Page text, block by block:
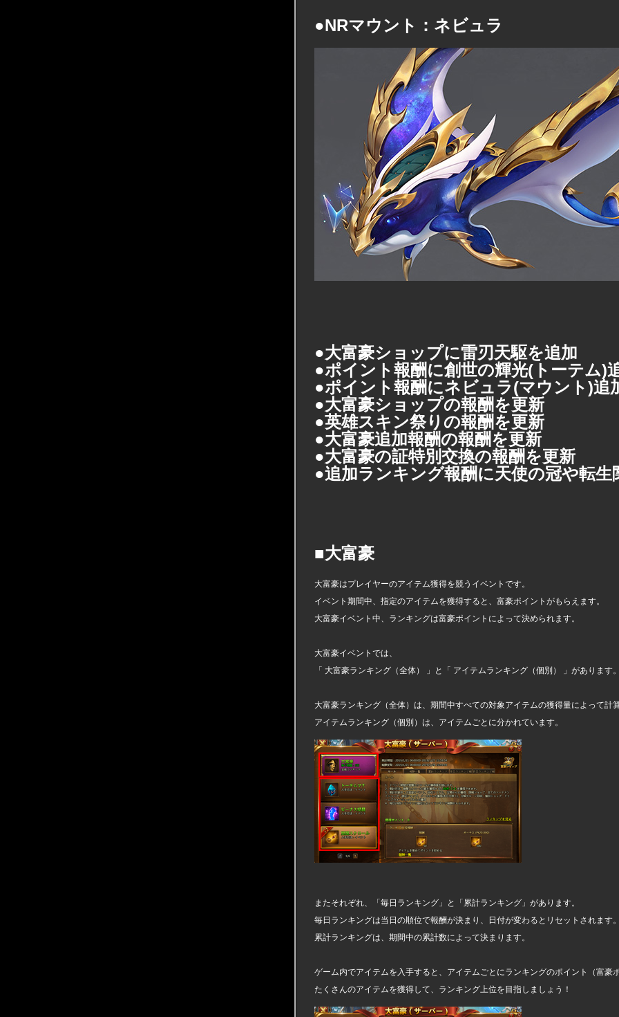
●NRマウント：ネビュラ
●大富豪ショップに雷刃天駆を追加
●ポイント報酬に創世の輝光(トーテム)
●ポイント報酬にネビュラ(マウント)追
●大富豪ショップの報酬を更新
●英雄スキン祭りの報酬を更新
●大富豪追加報酬の報酬を更新
●大富豪の証特別交換の報酬を更新
●追加ランキング報酬に天使の冠や転生
■大富豪
大富豪はプレイヤーのアイテム獲得を競うイベントです。
イベント期間中、指定のアイテムを獲得すると、富豪ポイントがもらえます。
大富豪イベント中、ランキングは富豪ポイントによって決められます。
大富豪イベントでは、
「 大富豪ランキング（全体） 」と「 アイテムランキング（個別） 」があります。
大富豪ランキング（全体）は、期間中すべての対象アイテムの獲得量によって計算
アイテムランキング（個別）は、アイテムごとに分かれています。
またそれぞれ、「毎日ランキング」と「累計ランキング」があります。
毎日ランキングは当日の順位で報酬が決まり、日付が変わるとリセットされます。
累計ランキングは、期間中の累計数によって決まります。
ゲーム内でアイテムを入手すると、アイテムごとにランキングのポイント（富豪
たくさんのアイテムを獲得して、ランキング上位を目指しましょう！